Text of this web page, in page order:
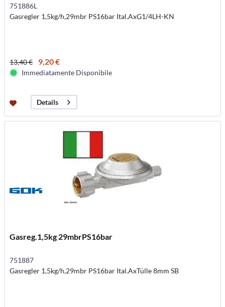
751886L
Gasregler 1,5kg/h,29mbr PS16bar Ital.AxG1/4LH-KN
13,40 € 9,20 €
Immediatamente Disponibile
Details
Gasreg.1,5kg 29mbrPS16bar
751887
Gasregler 1,5kg/h,29mbr PS16bar Ital.AxTülle 8mm SB